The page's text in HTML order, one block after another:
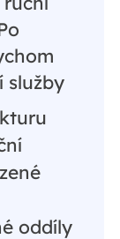
služby
oddíly